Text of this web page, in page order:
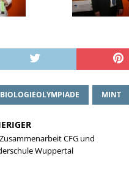
BIOLOGIEOLYMPIADE MINT
CFG und
Wuppertal